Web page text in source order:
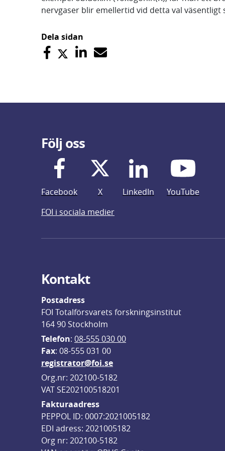
nervgaser blir emellertid vid detta val väsentligt
Dela sidan
Följ oss
Facebook X LinkedIn
YouTube
FOI i sociala medier
Kontakt
Postadress
FOI Totalförsvarets forskningsinstitut
164 90 Stockholm
Telefon: 08-555 030 00
Fax: 08-555 031 00
registrator@foi.se
Org.nr: 202100-5182
VAT SE202100518201
Fakturaadress
PEPPOL ID: 0007:2021005182
EDI adress: 2021005182
Org nr: 202100-5182